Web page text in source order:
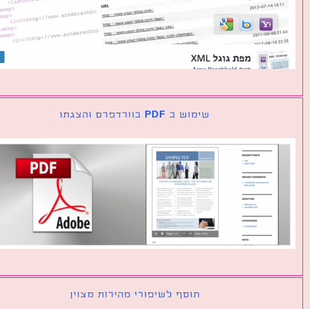
שימוש ב PDF בוורדפרס והצגתו
תוסף לשיפורי מהירות מצוין